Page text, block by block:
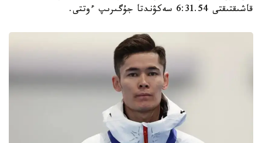
قاشىقتىقتى 6:31.54 سەكۋندتا جۇگىرىپ ءوتتى.